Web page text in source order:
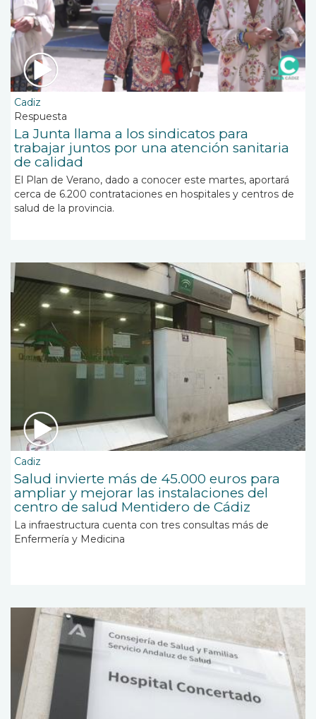
Cadiz
Respuesta
La Junta llama a los sindicatos para
trabajar juntos por una atención sanitaria
de calidad
El Plan de Verano, dado a conocer este martes, aportará
cerca de 6.200 contrataciones en hospitales y centros de
salud de la provincia.
Cadiz
Salud invierte más de 45.000 euros para
ampliar y mejorar las instalaciones del
centro de salud Mentidero de Cádiz
La infraestructura cuenta con tres consultas más de
Enfermería y Medicina